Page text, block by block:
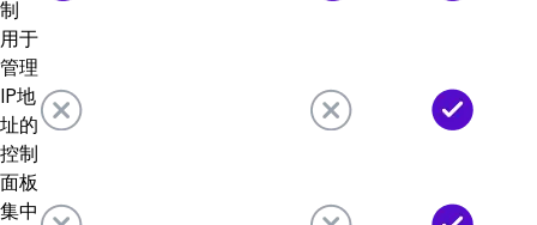
制
用于
管理
IP地
址的
控制
面板
集中